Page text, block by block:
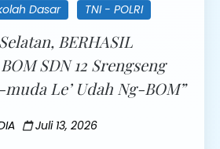
Dasar TNI - POLRI
BERHASIL
SDN 12 Srengseng
Le’ Udah Ng-BOM”
Juli 13, 2026